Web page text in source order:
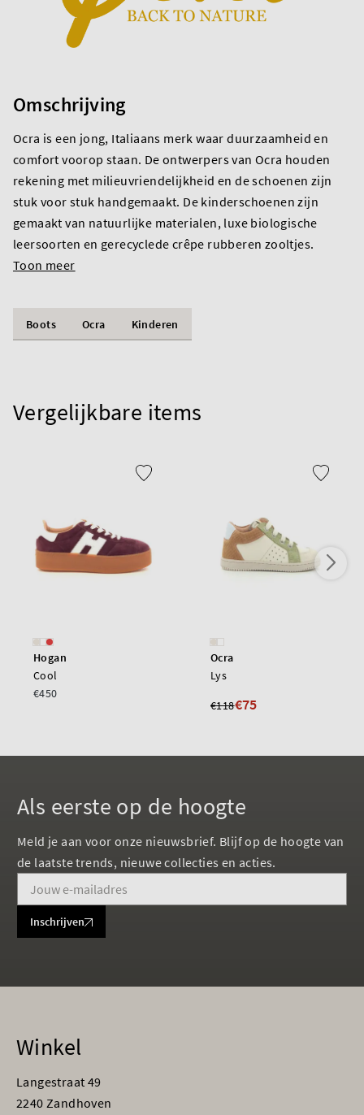
Omschrijving
Ocra is een jong, Italiaans merk waar duurzaamheid en
comfort voorop staan. De ontwerpers van Ocra houden
rekening met milieuvriendelijkheid en de schoenen zijn
stuk voor stuk handgemaakt. De kinderschoenen zijn
gemaakt van natuurlijke materialen, luxe biologische
leersoorten en gerecyclede crêpe rubberen zooltjes.
Toon meer
Boots Ocra Kinderen
Vergelijkbare items
Hogan
Cool
€450
Ocra
Lys
€118€75
Als eerste op de hoogte
Meld je aan voor onze nieuwsbrief. Blijf op de hoogte van
de laatste trends, nieuwe collecties en acties.
Inschrijven
Winkel
Langestraat 49
2240 Zandhoven